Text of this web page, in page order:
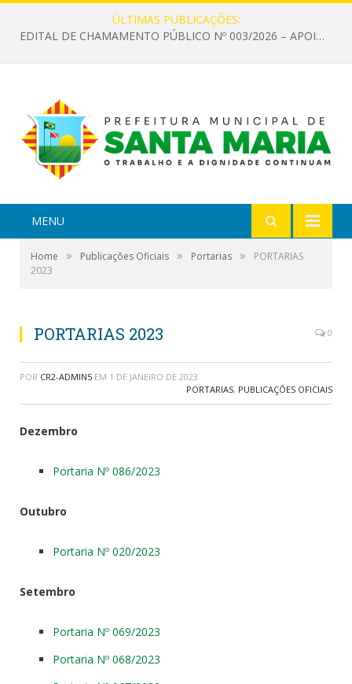
ÚLTIMAS PUBLICAÇÕES:
EDITAL DE CHAMAMENTO PÚBLICO Nº 003/2026 – APOIO À INFRAESTRUTURA CULTURAL
MENU
Home » Publicações Oficiais » Portarias »
PORTARIAS
2023
PORTARIAS 2023 0
POR CR2-ADMIN5 EM 1 DE JANEIRO DE 2023
PORTARIAS, PUBLICAÇÕES OFICIAIS
Dezembro
Portaria Nº 086/2023
Outubro
Portaria Nº 020/2023
Setembro
Portaria Nº 069/2023
Portaria Nº 068/2023